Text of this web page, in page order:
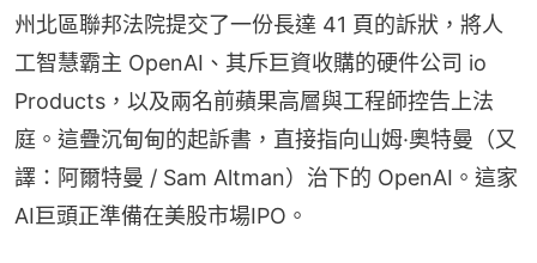
州北區聯邦法院提交了一份長達 41 頁的訴狀，將人
工智慧霸主 OpenAI、其斥巨資收購的硬件公司 io
Products，以及兩名前蘋果高層與工程師控告上法
庭。這疊沉甸甸的起訴書，直接指向山姆·奧特曼（又
譯：阿爾特曼 / Sam Altman）治下的 OpenAI。這家
AI巨頭正準備在美股市場IPO。